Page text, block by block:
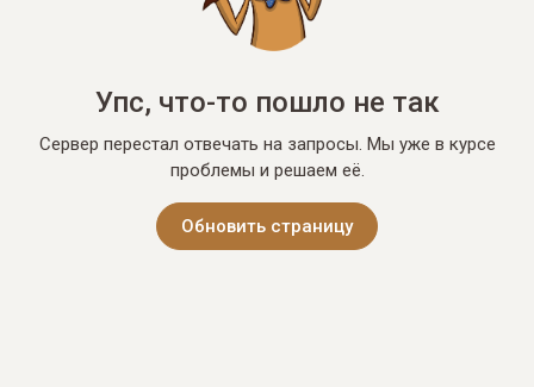
Упс, что-то пошло не так
Сервер перестал отвечать на запросы. Мы уже в курсе
проблемы и решаем её.
Обновить страницу